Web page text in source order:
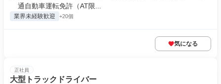
通自動車運転免許（AT限...
業界未経験歓迎 +20個
気になる
正社員
大型トラックドライバー